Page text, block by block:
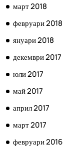
март 2018
февруари 2018
януари 2018
декември 2017
юли 2017
май 2017
април 2017
март 2017
февруари 2016